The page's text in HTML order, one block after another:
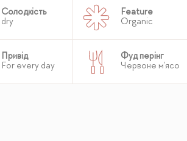
Солодкість
dry
Feature
Organic
Привід
For every day
Фуд перінг
Червоне м'ясо